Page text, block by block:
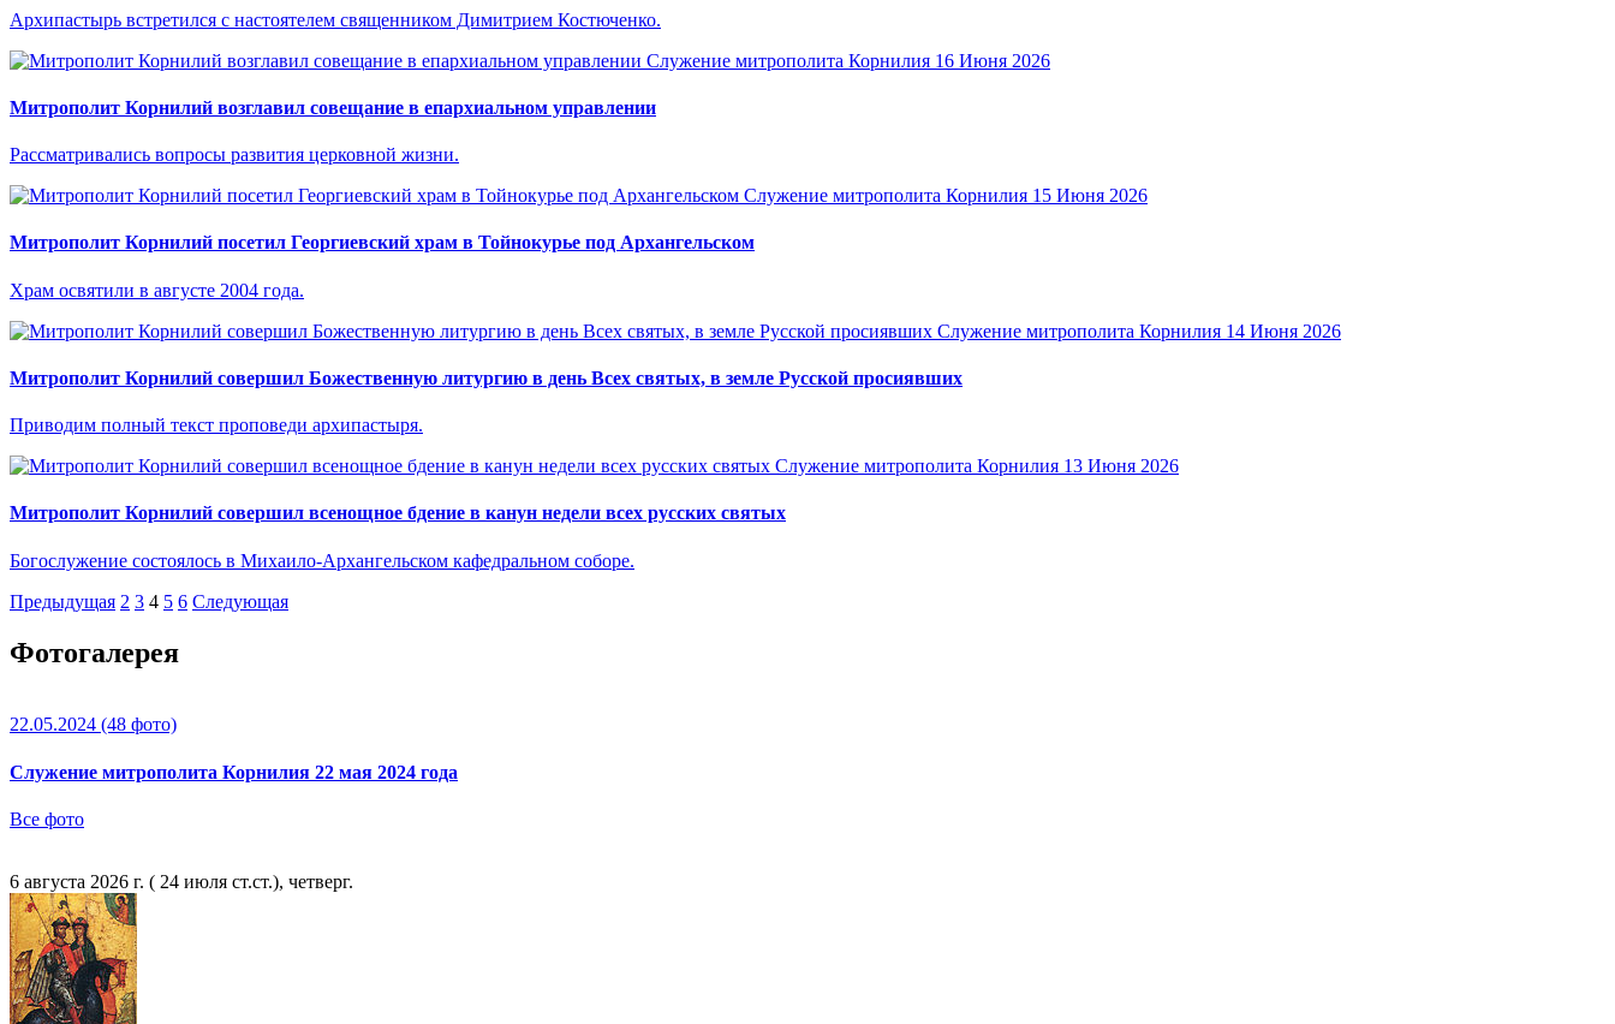
Архипастырь встретился с настоятелем священником Димитрием Костюченко.
Служение митрополита Корнилия 16 Июня 2026
Митрополит Корнилий возглавил совещание в епархиальном управлении
Рассматривались вопросы развития церковной жизни.
Служение митрополита Корнилия 15 Июня 2026
Митрополит Корнилий посетил Георгиевский храм в Тойнокурье под Архангельском
Храм освятили в августе 2004 года.
Служение митрополита Корнилия 14 Июня 2026
Митрополит Корнилий совершил Божественную литургию в день Всех святых, в земле Русской просиявших
Приводим полный текст проповеди архипастыря.
Служение митрополита Корнилия 13 Июня 2026
Митрополит Корнилий совершил всенощное бдение в канун недели всех русских святых
Богослужение состоялось в Михаило-Архангельском кафедральном соборе.
Предыдущая 2 3 4 5 6 Следующая
Фотогалерея
22.05.2024 (48 фото)
Служение митрополита Корнилия 22 мая 2024 года
Все фото
6 августа 2026 г. ( 24 июля ст.ст.), четверг.